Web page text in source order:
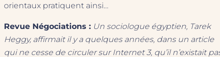
orientaux pratiquent ainsi…
Revue Négociations : Un sociologue égyptien, Tarek
Heggy, affirmait il y a quelques années, dans un article
qui ne cesse de circuler sur Internet 3, qu’il n’existait